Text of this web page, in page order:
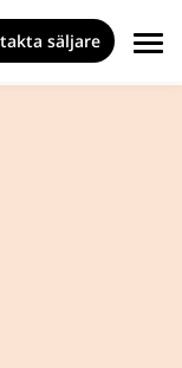
säljare